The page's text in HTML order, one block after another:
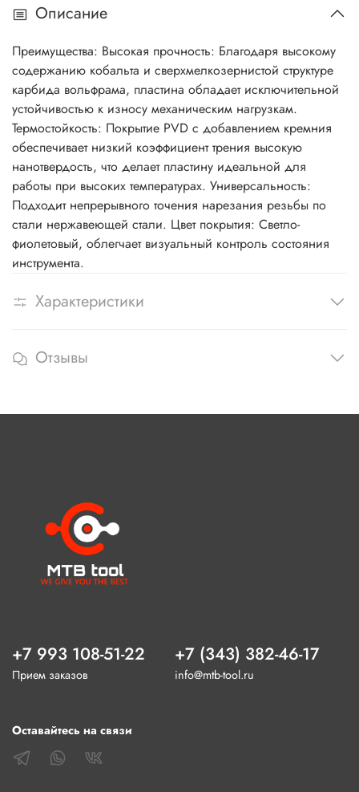
Описание
Преимущества: Высокая прочность: Благодаря высокому
содержанию кобальта и сверхмелкозернистой структуре
карбида вольфрама, пластина обладает исключительной
устойчивостью к износу механическим нагрузкам.
Термостойкость: Покрытие PVD с добавлением кремния
обеспечивает низкий коэффициент трения высокую
нанотвердость, что делает пластину идеальной для
работы при высоких температурах. Универсальность:
Подходит непрерывного точения нарезания резьбы по
стали нержавеющей стали. Цвет покрытия: Светло-
фиолетовый, облегчает визуальный контроль состояния
инструмента.
Характеристики
Отзывы
+7 993 108-51-22
Прием заказов
+7 (343) 382-46-17
info@mtb-tool.ru
Оставайтесь на связи